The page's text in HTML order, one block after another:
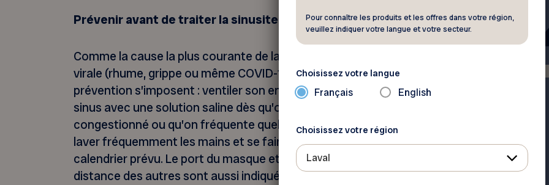
Prévenir avant de traiter la sinusite
Comme la cause la plus courante de la sinusite est l’infection
virale (rhume, grippe ou même COVID-19), de simples mesures de
prévention s’imposent : ventiler son environnement, rincer ses
sinus avec une solution saline dès qu’on se sent légèrement
congestionné ou qu’on fréquente quelqu’un atteint d’un virus, se
laver fréquemment les mains et se faire vacciner selon le
calendrier prévu. Le port du masque et le maintien d’une certaine
distance des autres sont aussi indiqués.
Pour connaître les produits et les offres dans votre région,
veuillez indiquer votre langue et votre secteur.
Choisissez votre langue
Français English
Choisissez votre région
Laval